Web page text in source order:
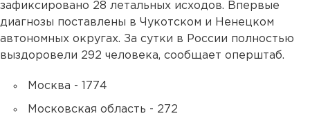
зафиксировано 28 летальных исходов. Впервые
диагнозы поставлены в Чукотском и Ненецком
автономных округах. За сутки в России полностью
выздоровели 292 человека, сообщает оперштаб.
Москва - 1774
Московская область - 272